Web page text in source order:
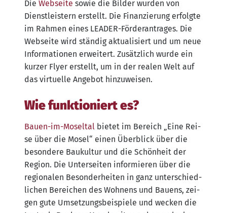
Die Web­sei­te sowie die Bil­der wur­den von
Dienst­leis­tern erstellt. Die Finan­zie­rung erfolg­te
im Rah­men eines LEA­DER-För­der­an­tra­ges. Die
Web­sei­te wird stän­dig aktua­li­siert und um neue
Infor­ma­tio­nen erwei­tert. Zusätz­lich wur­de ein
kur­zer Fly­er erstellt, um in der rea­len Welt auf
das vir­tu­el­le Ange­bot hinzuweisen.
Wie funktioniert es?
Bau­en-im-Mos­el­tal bie­tet im Bereich „Eine Rei­
se über die Mosel“ einen Über­blick über die
beson­de­re Bau­kul­tur und die Schön­heit der
Regi­on. Die Unter­sei­ten infor­mie­ren über die
regio­na­len Beson­der­hei­ten in ganz unter­schied­
li­chen Berei­chen des Woh­nens und Bau­ens, zei­
gen gute Umset­zungs­bei­spie­le und wecken die